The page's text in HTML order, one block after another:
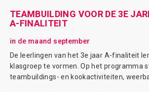
TEAMBUILDING VOOR DE 3E
A-FINALITEIT
in de maand september
De leerlingen van het 3e jaar A-finaliteit
klasgroep te vormen. Op het programma
teambuildings- en kookactiviteiten,